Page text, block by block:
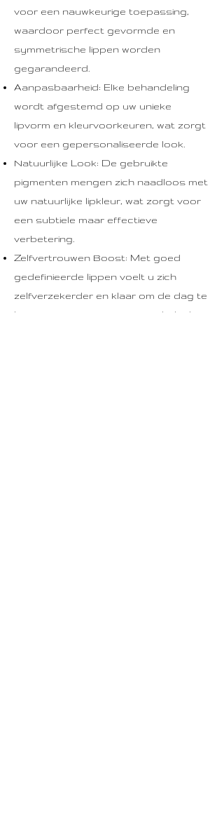
voor een nauwkeurige toepassing,
waardoor perfect gevormde en
symmetrische lippen worden
gegarandeerd.
Aanpasbaarheid: Elke behandeling
wordt afgestemd op uw unieke
lipvorm en kleurvoorkeuren, wat zorgt
voor een gepersonaliseerde look.
Natuurlijke Look: De gebruikte
pigmenten mengen zich naadloos met
uw natuurlijke lipkleur, wat zorgt voor
een subtiele maar effectieve
verbetering.
Zelfvertrouwen Boost: Met goed
gedefinieerde lippen voelt u zich
zelfverzekerder en klaar om de dag te
beginnen met een perfecte glimlach.